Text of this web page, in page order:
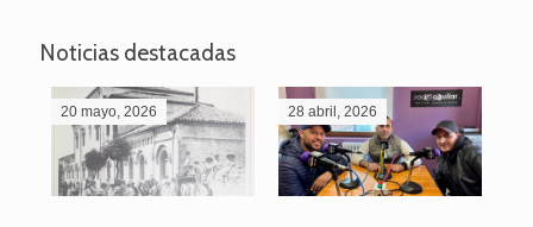
Noticias destacadas
20 mayo, 2026 28 abril, 2026